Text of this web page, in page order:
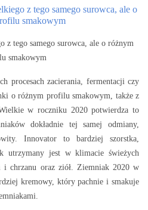
tego samego surowca, ale o różnym
smakowym
procesach zacierania, fermentacji czy
o różnym profilu smakowym, także z
w roczniku 2020 potwierdza to
dokładnie tej samej odmiany,
Innovator to bardziej szorstka,
utrzymany jest w klimacie świeżych
i chrzanu oraz ziół. Ziemniak 2020 w
kremowy, który pachnie i smakuje